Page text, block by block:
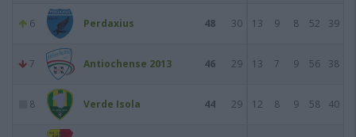
6 Perdaxius 48 30 13 9 8 52 39
7 Antiochense 2013 46 29 13 7 9 56 38
8 Verde Isola 44 29 12 8 9 58 40